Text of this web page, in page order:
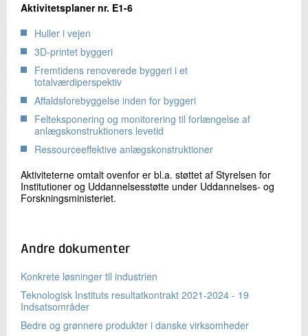
Send
04.Life Science/Miljøteknologi
05.
06.Byggeri og anlæg
07.DMRI
08.AgroTech (Teknologisk Institut)
09.Tværorganisatoriske udviklingsaktiviteter
10.Infrastrukturaktiviteter
11. Særlige indsatser
Aktivitetsplaner nr. E1-6
Huller i vejen
3D-printet byggeri
Fremtidens renoverede byggeri i et
totalværdiperspektiv
Affaldsforebyggelse inden for byggeri
Felteksponering og monitorering til forlængelse af
anlægskonstruktioners levetid
Ressourceeffektive anlægskonstruktioner
Aktiviteterne omtalt ovenfor er bl.a. støttet af Styrelsen for
Institutioner og Uddannelsesstøtte under Uddannelses- og
Forskningsministeriet.
Andre dokumenter
Konkrete løsninger til industrien
Teknologisk Instituts resultatkontrakt 2021-2024 - 19
Indsatsområder
Bedre og grønnere produkter i danske virksomheder